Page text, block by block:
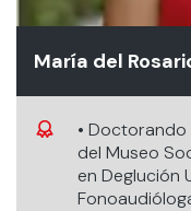
María del
• Doctorando
del Museo
en Deglución